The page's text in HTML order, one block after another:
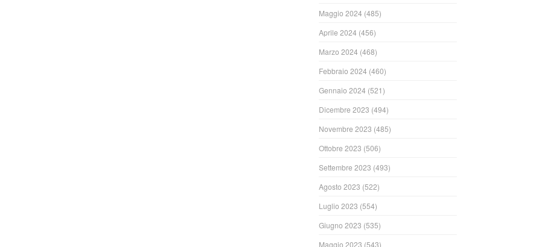
Maggio 2024 (485)
Aprile 2024 (456)
Marzo 2024 (468)
Febbraio 2024 (460)
Gennaio 2024 (521)
Dicembre 2023 (494)
Novembre 2023 (485)
Ottobre 2023 (506)
Settembre 2023 (493)
Agosto 2023 (522)
Luglio 2023 (554)
Giugno 2023 (535)
Maggio 2023 (543)